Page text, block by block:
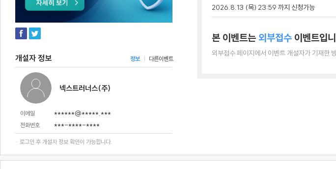
개설자 정보 정보 다른이벤트
넥스트러너스(주)
이메일 ******@*****.***
전화번호 ***-****-****
· 로그인 후 개설자 정보 확인이 가능합니다.
2026.8.13 (목) 23:59 까지 신청가능
본 이벤트는 외부접수 이벤트입
외부접수 페이지에서 이벤트 개설자가 기재한